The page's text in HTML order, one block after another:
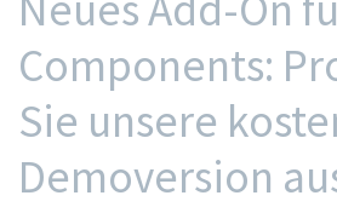
Components:
Sie unsere
Demoversion